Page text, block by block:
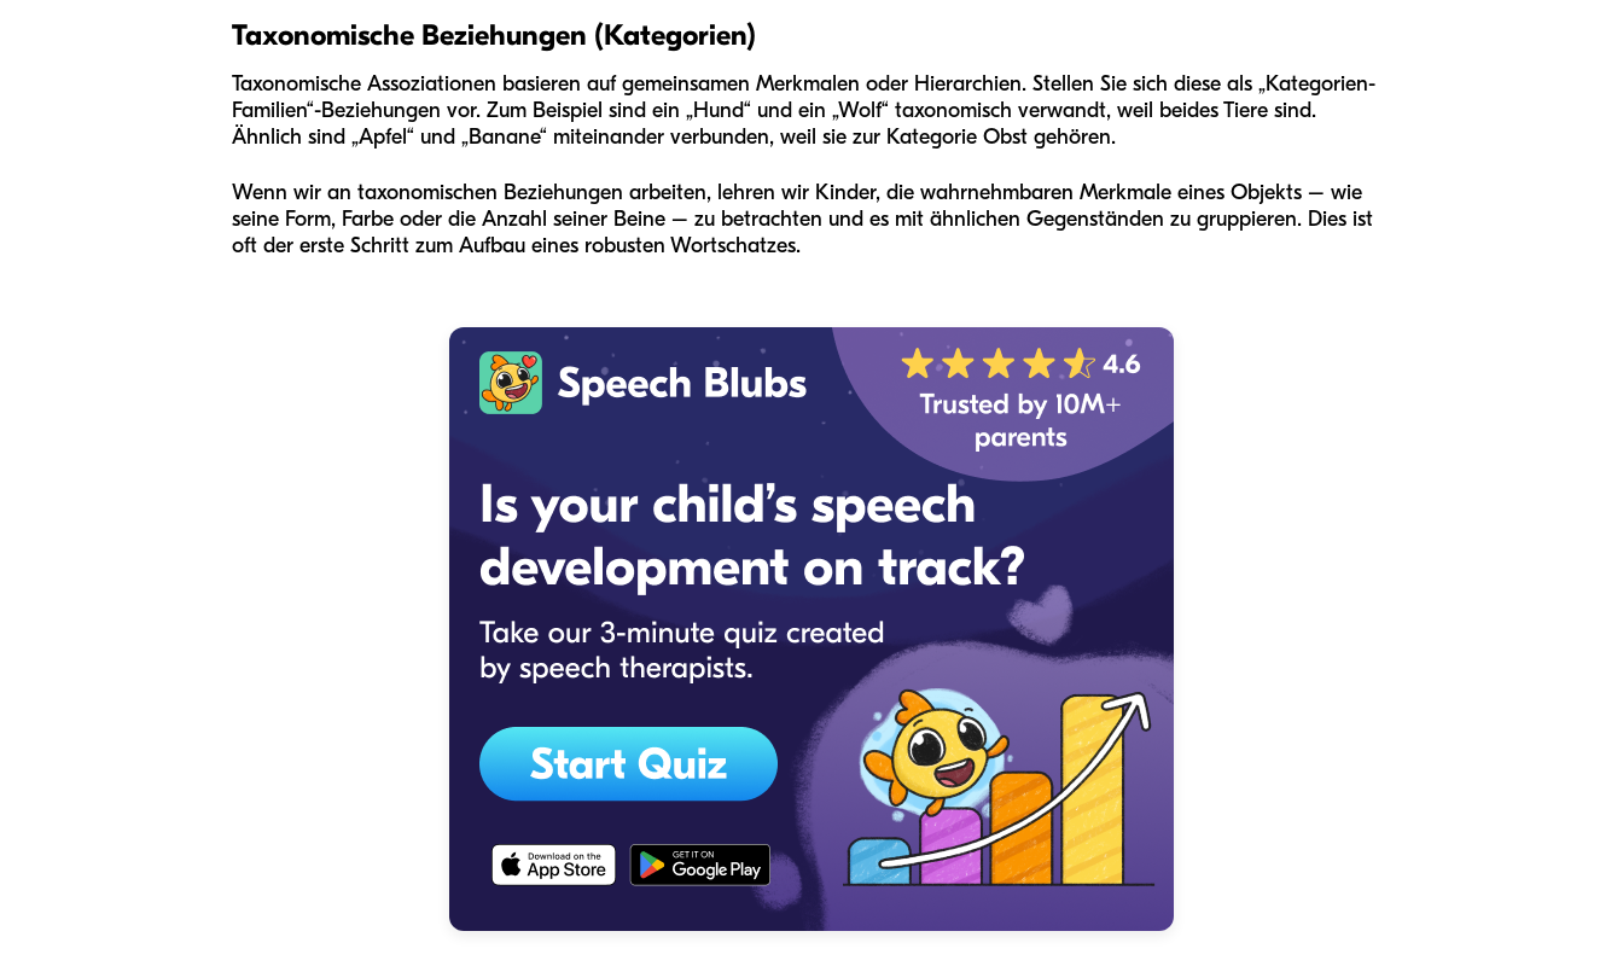
Taxonomische Beziehungen (Kategorien)
Taxonomische Assoziationen basieren auf gemeinsamen Merkmalen oder Hierarchien. Stellen Sie sich diese als „Kategorien-
Familien“-Beziehungen vor. Zum Beispiel sind ein „Hund“ und ein „Wolf“ taxonomisch verwandt, weil beides Tiere sind.
Ähnlich sind „Apfel“ und „Banane“ miteinander verbunden, weil sie zur Kategorie Obst gehören.
Wenn wir an taxonomischen Beziehungen arbeiten, lehren wir Kinder, die wahrnehmbaren Merkmale eines Objekts – wie
seine Form, Farbe oder die Anzahl seiner Beine – zu betrachten und es mit ähnlichen Gegenständen zu gruppieren. Dies ist
oft der erste Schritt zum Aufbau eines robusten Wortschatzes.